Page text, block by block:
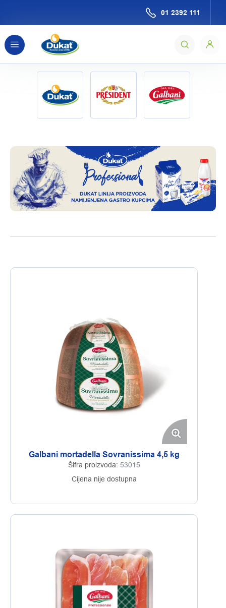
01 2392 111
Galbani mortadella Sovranissima 4,5 kg
Šifra proizvoda: 53015
Cijena nije dostupna